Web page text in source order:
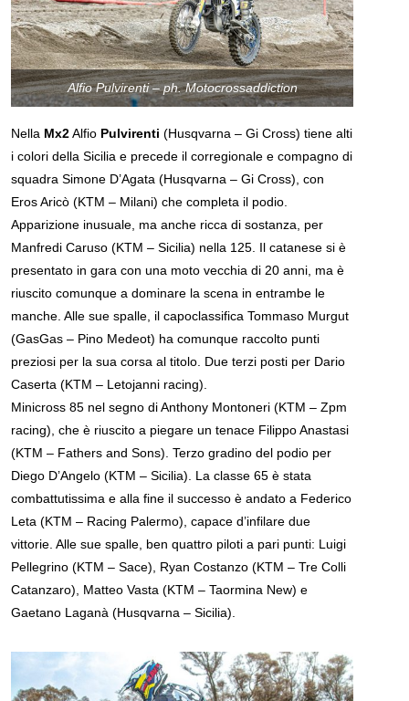
Alfio Pulvirenti – ph. Motocrossaddiction
Nella Mx2Alfio Pulvirenti (Husqvarna – Gi Cross) tiene alti
i colori della Sicilia e precede il corregionale e compagno di
squadra Simone D’Agata (Husqvarna – Gi Cross), con
Eros Aricò (KTM – Milani) che completa il podio.
Apparizione inusuale, ma anche ricca di sostanza, per
Manfredi Caruso (KTM – Sicilia) nella 125. Il catanese si è
presentato in gara con una moto vecchia di 20 anni, ma è
riuscito comunque a dominare la scena in entrambe le
manche. Alle sue spalle, il capoclassifica Tommaso Murgut
(GasGas – Pino Medeot) ha comunque raccolto punti
preziosi per la sua corsa al titolo. Due terzi posti per Dario
Caserta (KTM – Letojanni racing).
Minicross 85 nel segno di Anthony Montoneri (KTM – Zpm
racing), che è riuscito a piegare un tenace Filippo Anastasi
(KTM – Fathers and Sons). Terzo gradino del podio per
Diego D’Angelo (KTM – Sicilia). La classe 65 è stata
combattutissima e alla fine il successo è andato a Federico
Leta (KTM – Racing Palermo), capace d’infilare due
vittorie. Alle sue spalle, ben quattro piloti a pari punti: Luigi
Pellegrino (KTM – Sace), Ryan Costanzo (KTM – Tre Colli
Catanzaro), Matteo Vasta (KTM – Taormina New) e
Gaetano Laganà (Husqvarna – Sicilia).